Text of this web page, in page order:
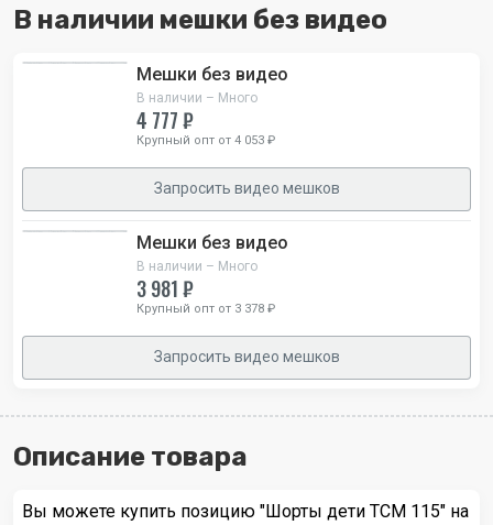
В наличии мешки без видео
Мешки без видео
В наличии – Много
4 777 ₽
Крупный опт от 4 053 ₽
Запросить видео мешков
Мешки без видео
В наличии – Много
3 981 ₽
Крупный опт от 3 378 ₽
Запросить видео мешков
Описание товара
Вы можете купить позицию "Шорты дети TCM 115" на